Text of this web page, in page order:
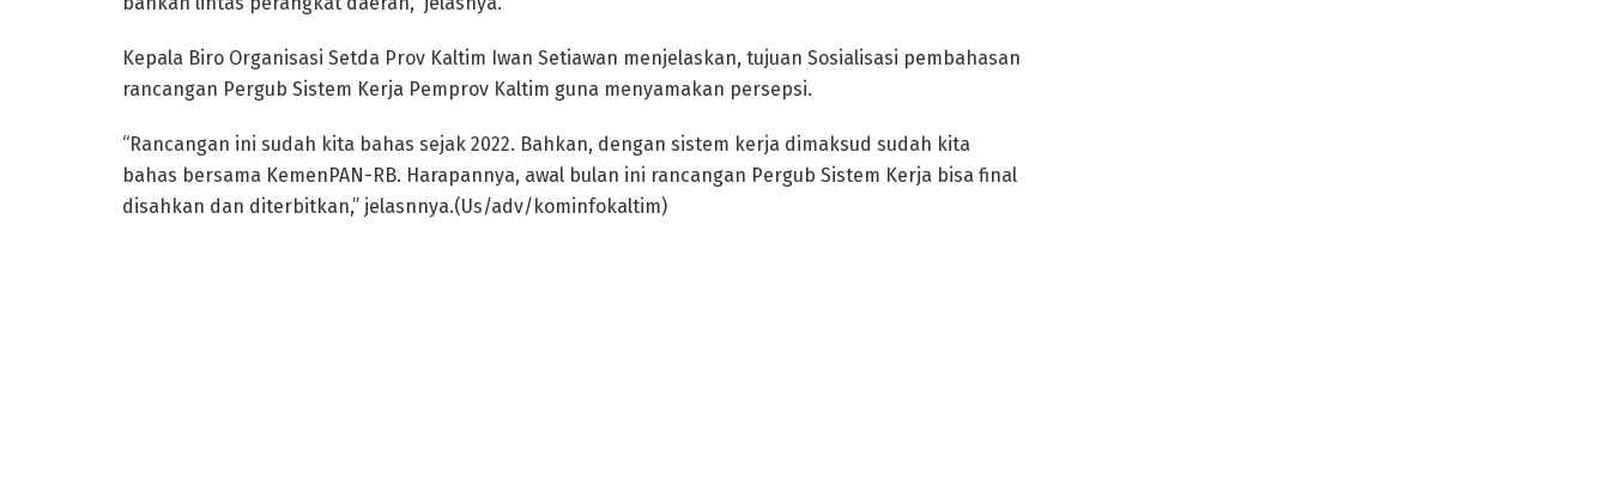
Kepala Biro Organisasi Setda Prov Kaltim Iwan Setiawan menjelaskan, tujuan Sosialisasi pembahasan
rancangan Pergub Sistem Kerja Pemprov Kaltim guna menyamakan persepsi.
“Rancangan ini sudah kita bahas sejak 2022. Bahkan, dengan sistem kerja dimaksud sudah kita
bahas bersama KemenPAN-RB. Harapannya, awal bulan ini rancangan Pergub Sistem Kerja bisa final
disahkan dan diterbitkan,” jelasnnya.(Us/adv/kominfokaltim)